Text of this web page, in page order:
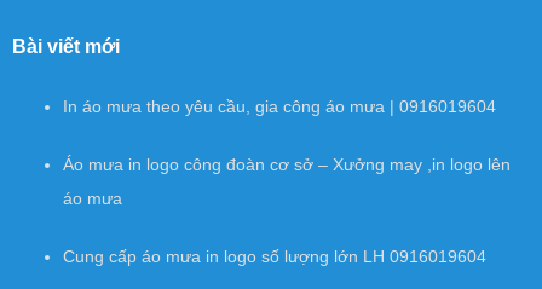
Bài viết mới
In áo mưa theo yêu cầu, gia công áo mưa | 0916019604
Áo mưa in logo công đoàn cơ sở – Xưởng may ,in logo lên
áo mưa
Cung cấp áo mưa in logo số lượng lớn LH 0916019604